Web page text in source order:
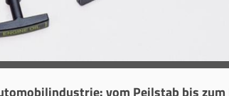
vom Peilstab bis